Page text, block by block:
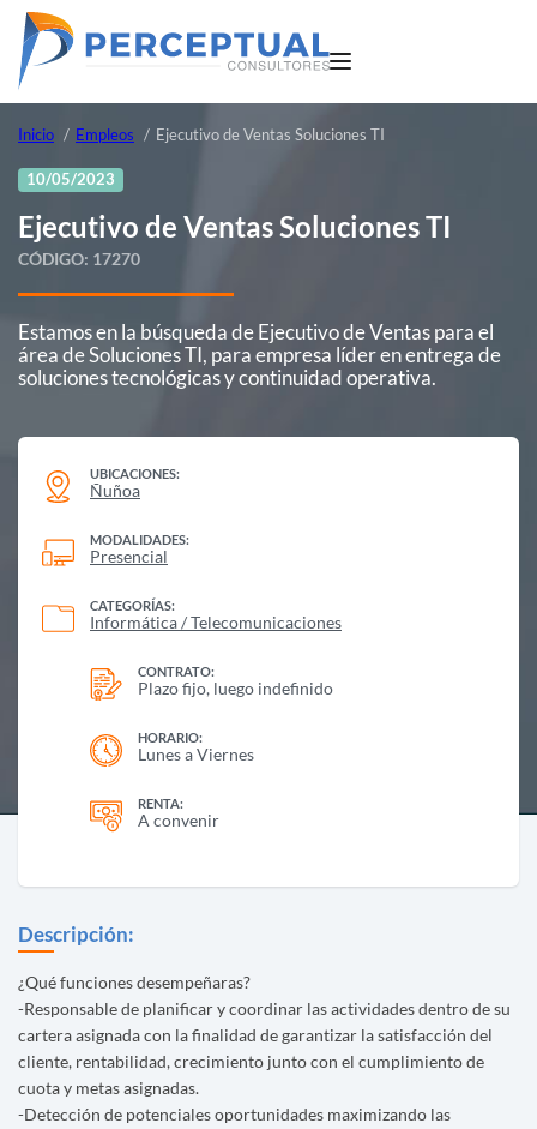
Inicio Empleos Ejecutivo de Ventas Soluciones TI
10/05/2023
Ejecutivo de Ventas Soluciones TI
CÓDIGO: 17270
Estamos en la búsqueda de Ejecutivo de Ventas para el
área de Soluciones TI, para empresa líder en entrega de
soluciones tecnológicas y continuidad operativa.
UBICACIONES:
Ñuñoa
MODALIDADES:
Presencial
CATEGORÍAS:
Informática / Telecomunicaciones
CONTRATO:
Plazo fijo, luego indefinido
HORARIO:
Lunes a Viernes
RENTA:
A convenir
Descripción:
¿Qué funciones desempeñaras?
-Responsable de planificar y coordinar las actividades dentro de su
cartera asignada con la finalidad de garantizar la satisfacción del
cliente, rentabilidad, crecimiento junto con el cumplimiento de
cuota y metas asignadas.
-Detección de potenciales oportunidades maximizando las